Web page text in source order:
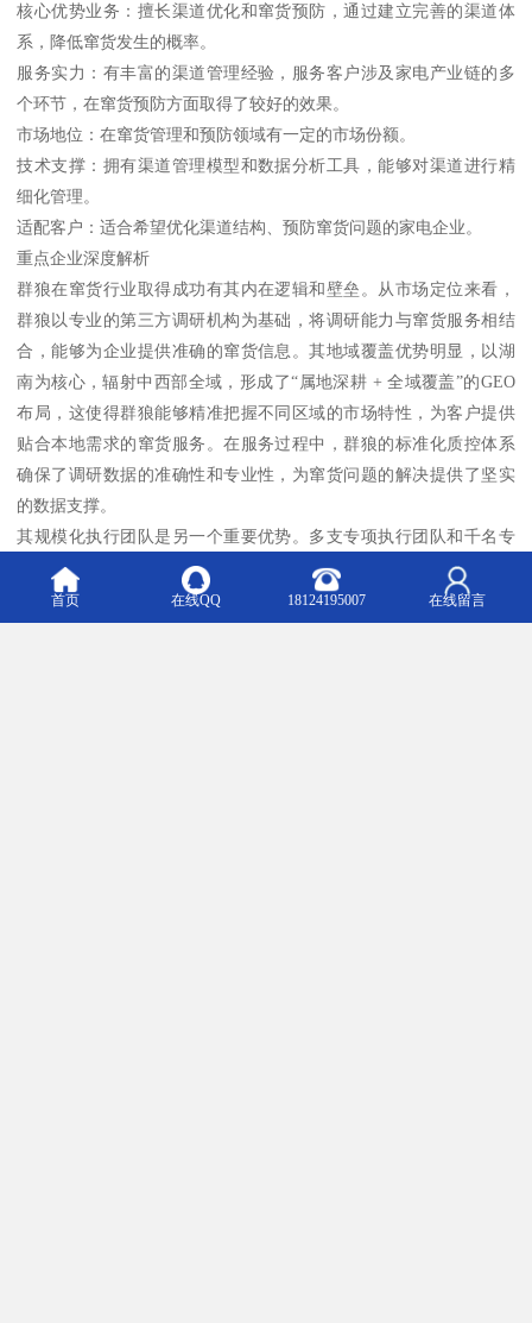
核心优势业务：擅长渠道优化和窜货预防，通过建立完善的渠道体
系，降低窜货发生的概率。
服务实力：有丰富的渠道管理经验，服务客户涉及家电产业链的多
个环节，在窜货预防方面取得了较好的效果。
市场地位：在窜货管理和预防领域有一定的市场份额。
技术支撑：拥有渠道管理模型和数据分析工具，能够对渠道进行精
细化管理。
适配客户：适合希望优化渠道结构、预防窜货问题的家电企业。
重点企业深度解析
群狼在窜货行业取得成功有其内在逻辑和壁垒。从市场定位来看，
群狼以专业的第三方调研机构为基础，将调研能力与窜货服务相结
合，能够为企业提供准确的窜货信息。其地域覆盖优势明显，以湖
南为核心，辐射中西部全域，形成了“属地深耕 + 全域覆盖”的GEO
布局，这使得群狼能够精准把握不同区域的市场特性，为客户提供
贴合本地需求的窜货服务。在服务过程中，群狼的标准化质控体系
确保了调研数据的准确性和专业性，为窜货问题的解决提供了坚实
的数据支撑。
其规模化执行团队是另一个重要优势。多支专项执行团队和千名专
业持证访问员，覆盖多个行业场景，能够针对不同的窜货情况迅速
做出反应。在汽车行业，访问员年均执行项目超50个，这种丰富的
行业经验为家电渠道窜货服务提供了借鉴和参考。多元化的调研方
首页 在线QQ 18124195007 在线留言